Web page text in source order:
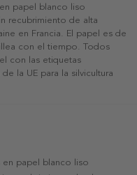
papel blanco liso
recubrimiento de alta
en Francia. El papel es de
con el tiempo. Todos
con las etiquetas
la UE para la silvicultura
en papel blanco liso